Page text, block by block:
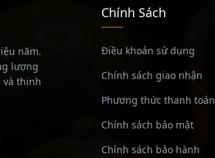
năm.
lượng
và thịnh
Chính Sách
Điều khoản sử dụng
Chính sách giao nhận
Phương thức thanh toán
Chính sách bảo mật
Chính sách bảo hành